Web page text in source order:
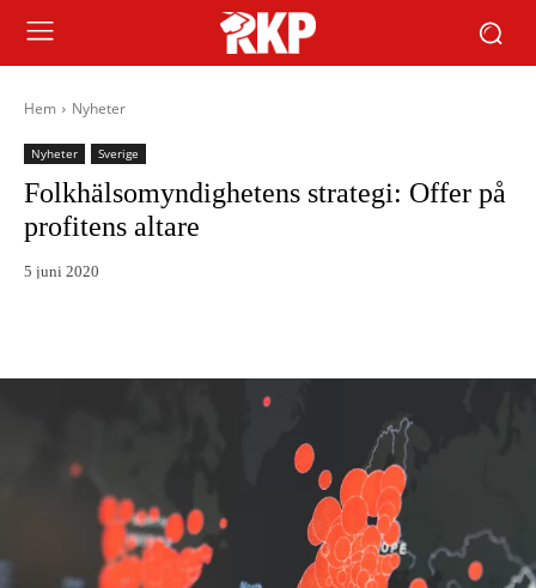
Hem Nyheter
Nyheter Sverige
Folkhälsomyndighetens strategi: Offer på
profitens altare
5 juni 2020